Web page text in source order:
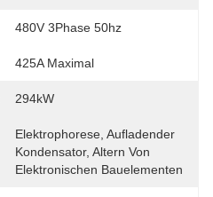
480V 3Phase 50hz
425A Maximal
294kW
Elektrophorese, Aufladender
Kondensator, Altern Von
Elektronischen Bauelementen